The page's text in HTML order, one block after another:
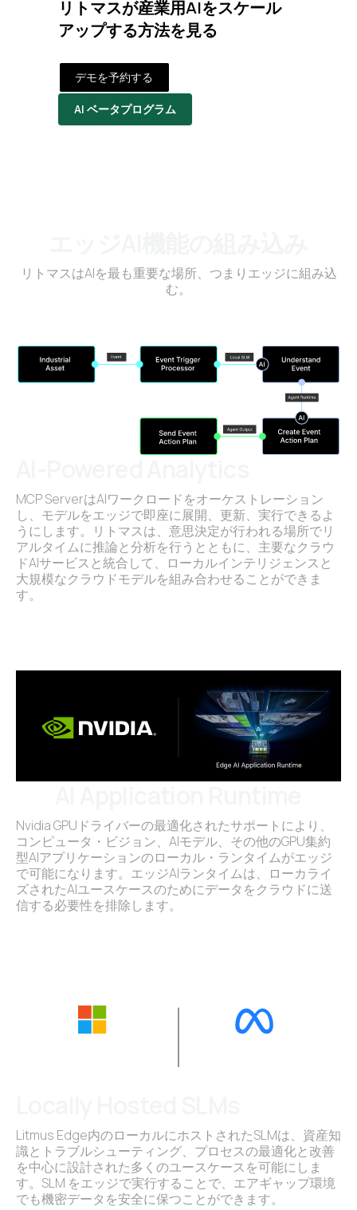
リトマスが産業用AIをスケール
アップする方法を見る
デモを予約する
AI ベータプログラム
リトマスはAIを最も重要な場所、つまりエッジに組み込
む。
MCP ServerはAIワークロードをオーケストレーション
し、モデルをエッジで即座に展開、更新、実行できるよ
うにします。リトマスは、意思決定が行われる場所でリ
アルタイムに推論と分析を行うとともに、主要なクラウ
ドAIサービスと統合して、ローカルインテリジェンスと
大規模なクラウドモデルを組み合わせることができま
す。
Nvidia GPUドライバーの最適化されたサポートにより、
コンピュータ・ビジョン、AIモデル、その他のGPU集約
型AIアプリケーションのローカル・ランタイムがエッジ
で可能になります。エッジAIランタイムは、ローカライ
ズされたAIユースケースのためにデータをクラウドに送
信する必要性を排除します。
Litmus Edge内のローカルにホストされたSLMは、資産知
識とトラブルシューティング、プロセスの最適化と改善
を中心に設計された多くのユースケースを可能にしま
す。SLM をエッジで実行することで、エアギャップ環境
でも機密データを安全に保つことができます。